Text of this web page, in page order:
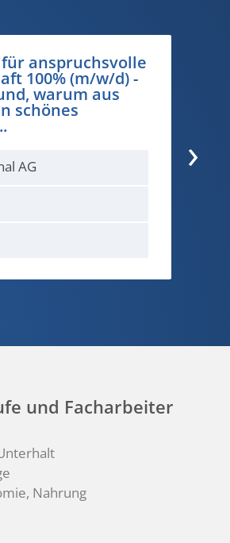
Spitex 40–100%
ankommt.
AG
›
und Facharbeiter
Nahrung